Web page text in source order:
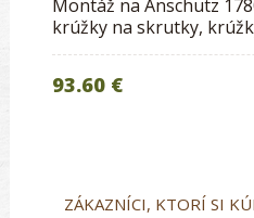
Montáž na Anschutz
krúžky na skrutky,
93.60 €
ZÁKAZNÍCI, KTORÍ SI